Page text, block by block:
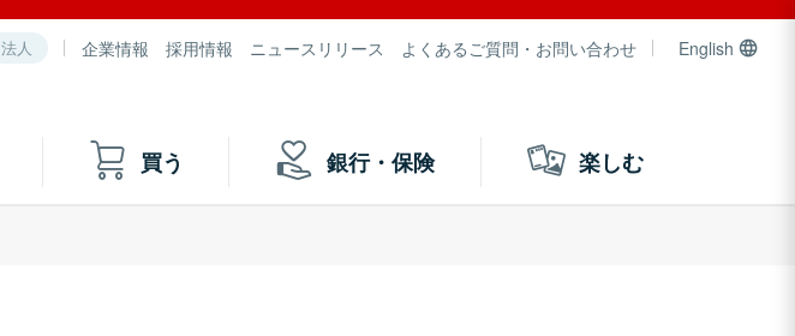
法人 企業情報 採用情報 ニュースリリース よくあるご質問・お問い合わせ English
買う 銀行・保険 楽しむ